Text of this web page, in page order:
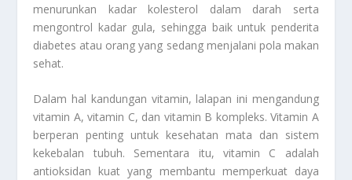
menurunkan kadar kolesterol dalam darah serta
mengontrol kadar gula, sehingga baik untuk penderita
diabetes atau orang yang sedang menjalani pola makan
sehat.
Dalam hal kandungan vitamin, lalapan ini mengandung
vitamin A, vitamin C, dan vitamin B kompleks. Vitamin A
berperan penting untuk kesehatan mata dan sistem
kekebalan tubuh. Sementara itu, vitamin C adalah
antioksidan kuat yang membantu memperkuat daya